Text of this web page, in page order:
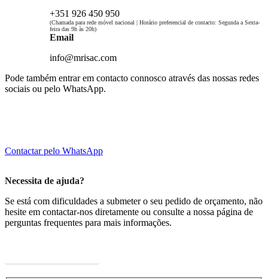
+351 926 450 950
(Chamada para rede móvel nacional | Horário preferencial de contacto: Segunda a Sexta-
feira das 9h às 20h)
Email
info@mrisac.com
Pode também entrar em contacto connosco através das nossas redes
sociais ou pelo WhatsApp.
Contactar pelo WhatsApp
Necessita de ajuda?
Se está com dificuldades a submeter o seu pedido de orçamento, não
hesite em contactar-nos diretamente ou consulte a nossa página de
perguntas frequentes para mais informações.